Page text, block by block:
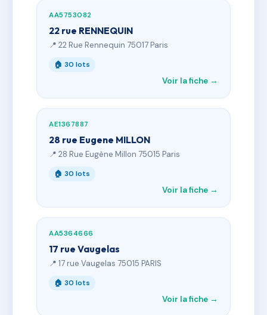
AA5753082
22 rue RENNEQUIN
📍 22 Rue Rennequin 75017 Paris
🏠 30 lots
Voir la fiche →
AE1367887
28 rue Eugene MILLON
📍 28 Rue Eugène Millon 75015 Paris
🏠 30 lots
Voir la fiche →
AA5364666
17 rue Vaugelas
📍 17 rue Vaugelas 75015 PARIS
🏠 30 lots
Voir la fiche →